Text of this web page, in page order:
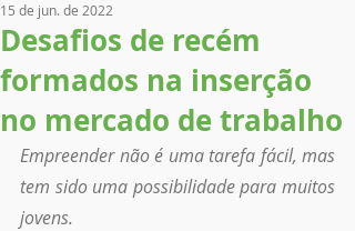
Desafios de recém
formados na inserção
no mercado de trabalho
15 de jun. de 2022
Empreender não é uma tarefa fácil, mas
tem sido uma possibilidade para muitos
jovens.